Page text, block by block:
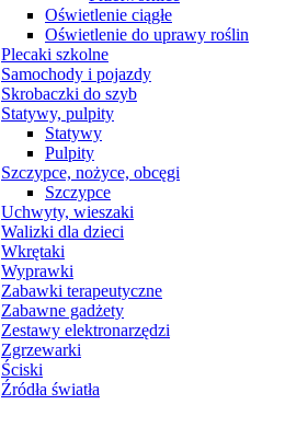
Oświetlenie ciągłe
Oświetlenie do uprawy roślin
Plecaki szkolne
Samochody i pojazdy
Skrobaczki do szyb
Statywy, pulpity
Statywy
Pulpity
Szczypce, nożyce, obcęgi
Szczypce
Uchwyty, wieszaki
Walizki dla dzieci
Wkrętaki
Wyprawki
Zabawki terapeutyczne
Zabawne gadżety
Zestawy elektronarzędzi
Zgrzewarki
Ściski
Źródła światła